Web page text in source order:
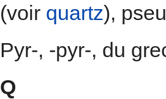
(voir quartz),
Pyr-, -pyr-, du
Q